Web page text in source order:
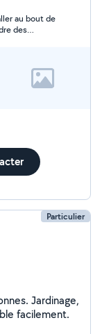
au bout de
des
Particulier
facilement.